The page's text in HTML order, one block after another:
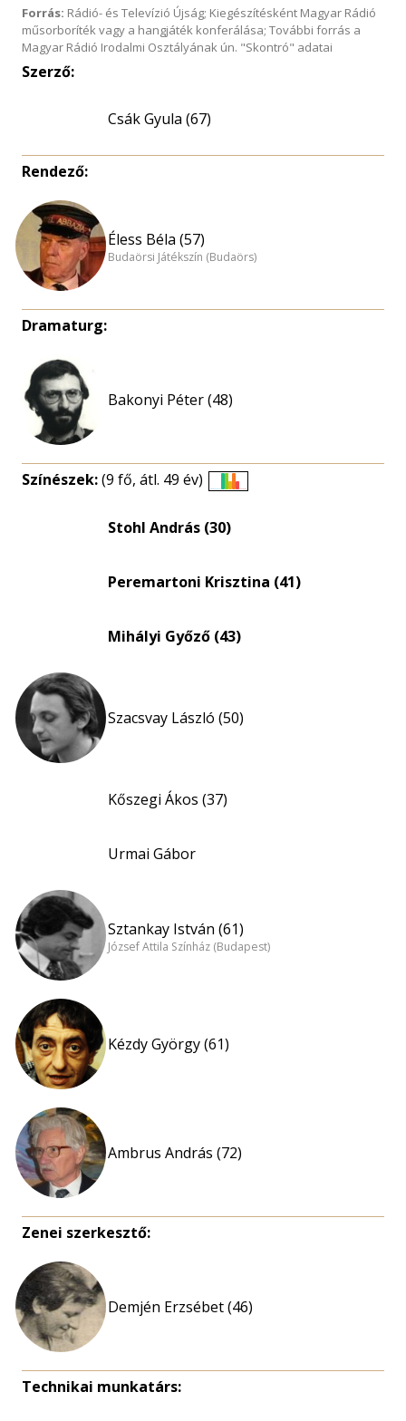
Forrás: Rádió- és Televízió Újság; Kiegészítésként Magyar Rádió
műsorboríték vagy a hangjáték konferálása; További forrás a
Magyar Rádió Irodalmi Osztályának ún. "Skontró" adatai
Szerző:
Csák Gyula (67)
Rendező:
Éless Béla (57)
Budaörsi Játékszín (Budaörs)
Dramaturg:
Bakonyi Péter (48)
Színészek:(9 fő, átl. 49 év)
eloszlás
Stohl András (30)
Peremartoni Krisztina (41)
Mihályi Győző (43)
Szacsvay László (50)
Kőszegi Ákos (37)
Urmai Gábor
Sztankay István (61)
József Attila Színház (Budapest)
Kézdy György (61)
Ambrus András (72)
Zenei szerkesztő:
Demjén Erzsébet (46)
Technikai munkatárs: